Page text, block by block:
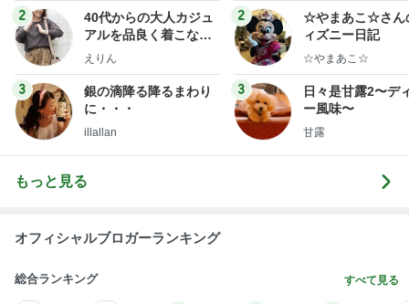
2
40代からの大人カジュ
アルを品良く着こなす
ファッションブログ
えりん
3
銀の滴降る降るまわり
に・・・
illallan
ログ
2
☆やまあこ☆さん
ィズニー日記
☆やまあこ☆
3
日々是甘露2〜デ
ー風味〜
甘露
もっと見る
オフィシャルブロガーランキング
総合ランキング すべて見る